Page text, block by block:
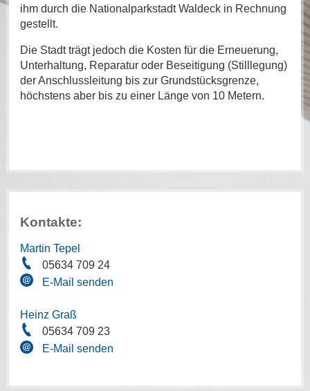
ihm durch die Nationalparkstadt Waldeck in Rechnung
gestellt.
Die Stadt trägt jedoch die Kosten für die Erneuerung,
Unterhaltung, Reparatur oder Beseitigung (Stilllegung)
der Anschlussleitung bis zur Grundstücksgrenze,
höchstens aber bis zu einer Länge von 10 Metern.
Kontakte:
Martin Tepel
05634 709 24
E-Mail senden
Heinz Graß
05634 709 23
E-Mail senden